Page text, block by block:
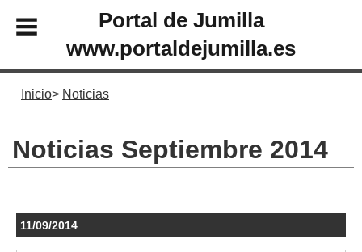
Portal de Jumilla
www.portaldejumilla.es
Inicio Noticias
Noticias Septiembre 2014
11/09/2014